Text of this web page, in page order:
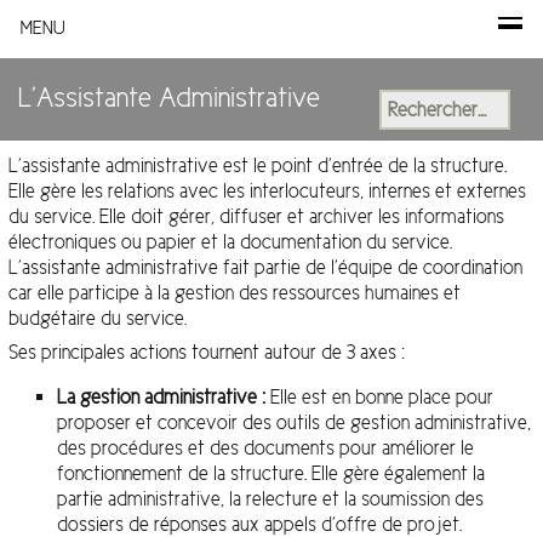
MENU
L’Assistante Administrative Rechercher :
L’assistante administrative est le point d’entrée de la structure.
Elle gère les relations avec les interlocuteurs, internes et externes
du service. Elle doit gérer, diffuser et archiver les informations
électroniques ou papier et la documentation du service.
L’assistante administrative fait partie de l’équipe de coordination
car elle participe à la gestion des ressources humaines et
budgétaire du service.
Ses principales actions tournent autour de 3 axes :
La gestion administrative :Elle est en bonne place pour
proposer et concevoir des outils de gestion administrative,
des procédures et des documents pour améliorer le
fonctionnement de la structure. Elle gère également la
partie administrative, la relecture et la soumission des
dossiers de réponses aux appels d’offre de projet.